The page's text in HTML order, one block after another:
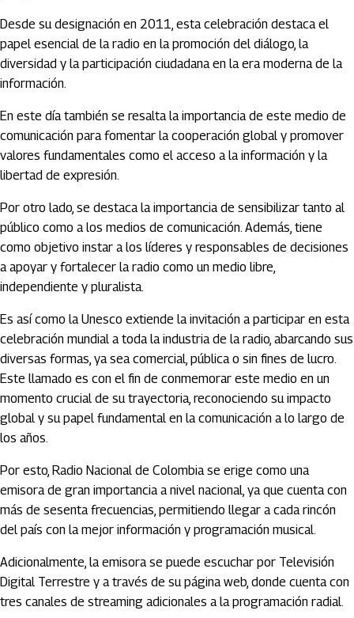
Desde su designación en 2011, esta celebración destaca el
papel esencial de la radio en la promoción del diálogo, la
diversidad y la participación ciudadana en la era moderna de la
información.
En este día también se resalta la importancia de este medio de
comunicación para fomentar la cooperación global y promover
valores fundamentales como el acceso a la información y la
libertad de expresión.
Por otro lado, se destaca la importancia de sensibilizar tanto al
público como a los medios de comunicación. Además, tiene
como objetivo instar a los líderes y responsables de decisiones
a apoyar y fortalecer la radio como un medio libre,
independiente y pluralista.
Es así como la Unesco extiende la invitación a participar en esta
celebración mundial a toda la industria de la radio, abarcando sus
diversas formas, ya sea comercial, pública o sin fines de lucro.
Este llamado es con el fin de conmemorar este medio en un
momento crucial de su trayectoria, reconociendo su impacto
global y su papel fundamental en la comunicación a lo largo de
los años.
Por esto, Radio Nacional de Colombia se erige como una
emisora de gran importancia a nivel nacional, ya que cuenta con
más de sesenta frecuencias, permitiendo llegar a cada rincón
del país con la mejor información y programación musical.
Adicionalmente, la emisora se puede escuchar por Televisión
Digital Terrestre y a través de su página web, donde cuenta con
tres canales de streaming adicionales a la programación radial.